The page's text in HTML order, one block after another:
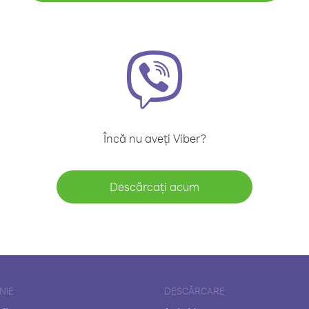
Încă nu aveți Viber?
Descărcați acum
DESCĂRCARE